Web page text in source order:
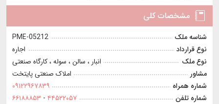
مشخصات کلی
شناسه ملک
PME-05212
نوع قرارداد
اجاره
نوع ملک
انبار ، سالن ، سوله ، کارگاه صنعتی
مشاور
املاک صنعتی پایتخت
شماره همراه
۰۹۱۲۲۹۶۷۸۳۹
شماره تلفن
۴۴۵۲۲۰۵۷ - ۶۶۱۸۸۸۵۳